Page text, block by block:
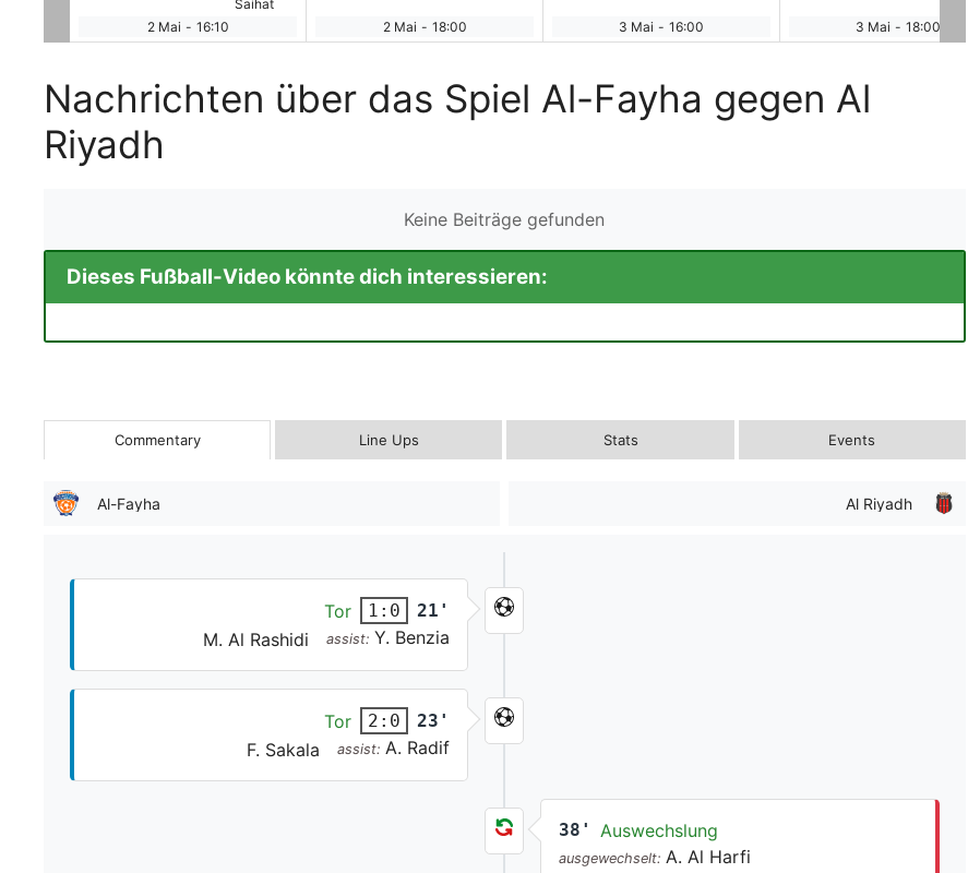
Saihat
2 Mai - 16:10 2 Mai - 18:00 3 Mai - 16:00 3 Mai - 18:00
Nachrichten über das Spiel Al-Fayha gegen Al
Riyadh
Keine Beiträge gefunden
Dieses Fußball-Video könnte dich interessieren:
Commentary Line Ups Stats Events
Al-Fayha Al Riyadh
Tor 1:0 21'
M. Al Rashidi assist: Y. Benzia
Tor 2:0 23'
F. Sakala assist:A. Radif
38' Auswechslung
ausgewechselt: A. Al Harfi